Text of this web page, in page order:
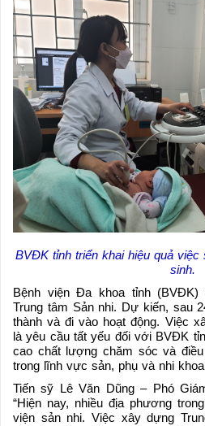
BVĐK tỉnh triển khai hiệu quả
sinh.
Bệnh viện Đa khoa tỉnh
Trung tâm Sản nhi. Dự kiến, sau
thành và đi vào hoạt động. Việc
là yêu cầu tất yếu đối với BVĐK
cao chất lượng chăm sóc và
trong lĩnh vực sản, phụ và nhi
Tiến sỹ Lê Văn Dũng – Phó
“Hiện nay, nhiều địa phương
viện sản nhi. Việc xây dựng